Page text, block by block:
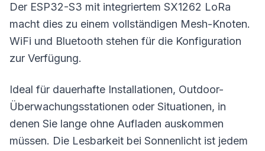
Der ESP32-S3 mit integriertem SX1262 LoRa
macht dies zu einem vollständigen Mesh-Knoten.
WiFi und Bluetooth stehen für die Konfiguration
zur Verfügung.
Ideal für dauerhafte Installationen, Outdoor-
Überwachungsstationen oder Situationen, in
denen Sie lange ohne Aufladen auskommen
müssen. Die Lesbarkeit bei Sonnenlicht ist jedem